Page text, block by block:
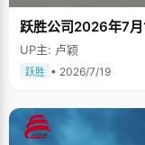
跃胜公司2026年7月
UP主: 卢颖
跃胜 • 2026/7/19